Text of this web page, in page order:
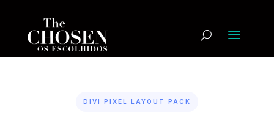
DIVI PIXEL LAYOUT PACK